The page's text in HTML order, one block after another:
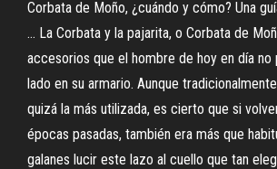
Corbata de Moño, ¿cuándo y cómo? Una
... La Corbata y la pajarita, o Corbata de
accesorios que el hombre de hoy en día no
lado en su armario. Aunque
quizá la más utilizada, es cierto que si
épocas pasadas, también era más que
galanes lucir este lazo al cuello que tan